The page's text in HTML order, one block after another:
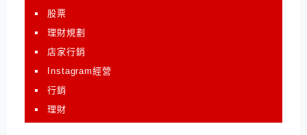
股票
理財規劃
店家行銷
Instagram經營
行銷
理財